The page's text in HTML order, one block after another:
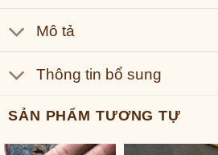
Mô tả
Thông tin bổ sung
SẢN PHẨM TƯƠNG TỰ